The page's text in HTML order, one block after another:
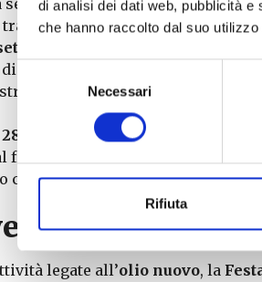
di analisi dei dati web, pubblicità
che hanno raccolto dal suo
del
Necessari
Rifiuta
assaggiare l’
“A tavola con l’olio
settembre : Partecipa a “La
frantoio. Il pomeriggio sarà
con una serata in musica e
per tutti:
legate all’olio nuovo, la